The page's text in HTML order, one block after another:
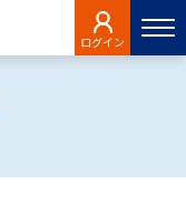
ログイン